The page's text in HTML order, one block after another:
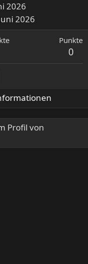
2026
2026
Punkte
0
Profil von